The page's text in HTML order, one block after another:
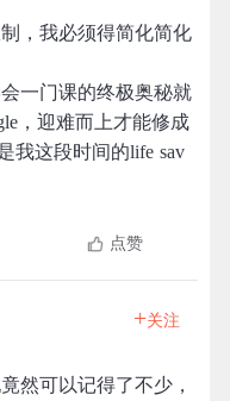
，我必须得简化简化
一门课的终极奥秘就
，迎难而上才能修成
我这段时间的life sav
点赞
+关注
然可以记得了不少，